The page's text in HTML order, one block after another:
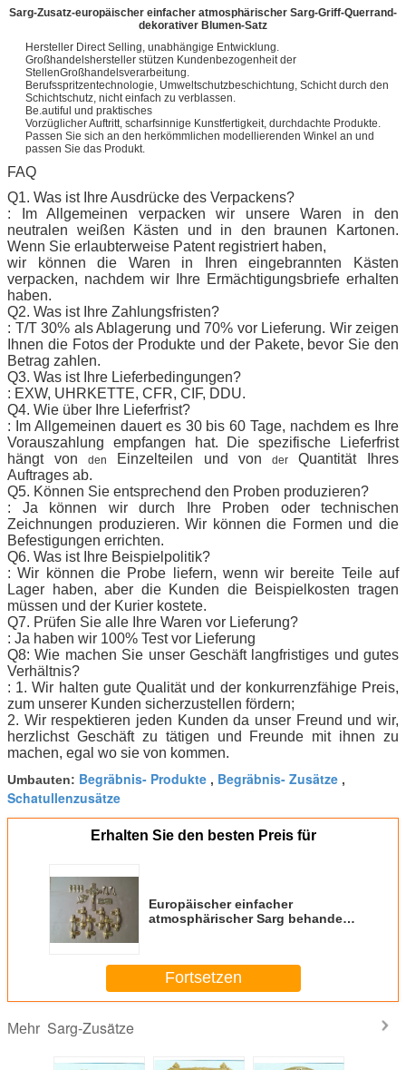
Sarg-Zusatz-europäischer einfacher atmosphärischer Sarg-Griff-Querrand-
dekorativer Blumen-Satz
Hersteller Direct Selling, unabhängige Entwicklung.
Großhandelshersteller stützen Kundenbezogenheit der
StellenGroßhandelsverarbeitung.
Berufsspritzentechnologie, Umweltschutzbeschichtung, Schicht durch den
Schichtschutz, nicht einfach zu verblassen.
Be.autiful und praktisches
Vorzüglicher Auftritt, scharfsinnige Kunstfertigkeit, durchdachte Produkte.
Passen Sie sich an den herkömmlichen modellierenden Winkel an und
passen Sie das Produkt.
FAQ
Q1. Was ist Ihre Ausdrücke des Verpackens?
: Im Allgemeinen verpacken wir unsere Waren in den
neutralen weißen Kästen und in den braunen Kartonen.
Wenn Sie erlaubterweise Patent registriert haben,
wir können die Waren in Ihren eingebrannten Kästen
verpacken, nachdem wir Ihre Ermächtigungsbriefe erhalten
haben.
Q2. Was ist Ihre Zahlungsfristen?
: T/T 30% als Ablagerung und 70% vor Lieferung. Wir zeigen
Ihnen die Fotos der Produkte und der Pakete, bevor Sie den
Betrag zahlen.
Q3. Was ist Ihre Lieferbedingungen?
: EXW, UHRKETTE, CFR, CIF, DDU.
Q4. Wie über Ihre Lieferfrist?
: Im Allgemeinen dauert es 30 bis 60 Tage, nachdem es Ihre
Vorauszahlung empfangen hat. Die spezifische Lieferfrist
hängt von den Einzelteilen und von derQuantität Ihres
Auftrages ab.
Q5. Können Sie entsprechend den Proben produzieren?
: Ja können wir durch Ihre Proben oder technischen
Zeichnungen produzieren. Wir können die Formen und die
Befestigungen errichten.
Q6. Was ist Ihre Beispielpolitik?
: Wir können die Probe liefern, wenn wir bereite Teile auf
Lager haben, aber die Kunden die Beispielkosten tragen
müssen und der Kurier kostete.
Q7. Prüfen Sie alle Ihre Waren vor Lieferung?
: Ja haben wir 100% Test vor Lieferung
Q8: Wie machen Sie unser Geschäft langfristiges und gutes
Verhältnis?
: 1. Wir halten gute Qualität und der konkurrenzfähige Preis,
zum unserer Kunden sicherzustellen fördern;
2. Wir respektieren jeden Kunden da unser Freund und wir,
herzlichst Geschäft zu tätigen und Freunde mit ihnen zu
machen, egal wo sie von kommen.
Umbauten:Begräbnis- Produkte
Schatullenzusätze
Europäischer einfacher
Satz
Fortsetzen